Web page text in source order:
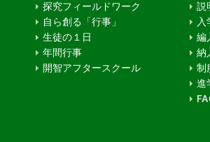
探究フィールドワーク
自ら創る「行事」
生徒の１日
年間行事
開智アフタースクール
説
入
編
納
制
進